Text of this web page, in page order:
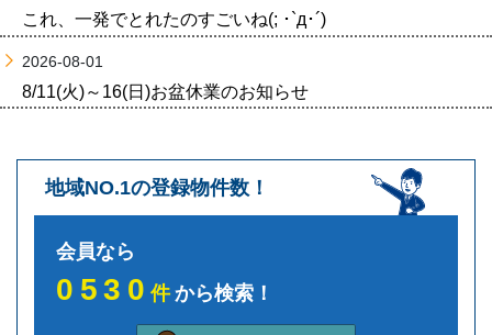
これ、一発でとれたのすごいね(; ･`д･´)
2026-08-01
8/11(火)～16(日)お盆休業のお知らせ
地域NO.1の登録物件数！
会員なら
0530件から検索！